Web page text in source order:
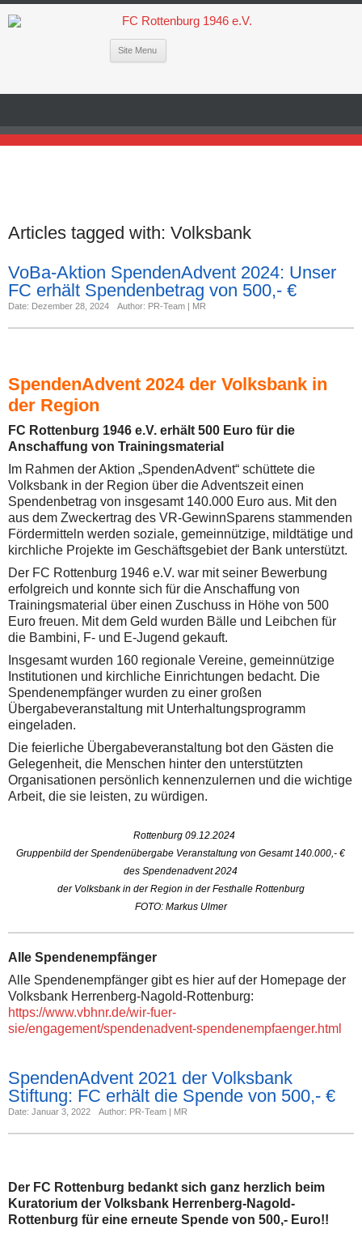
Site Menu
Articles tagged with: Volksbank
VoBa-Aktion SpendenAdvent 2024: Unser
FC erhält Spendenbetrag von 500,- €
Date: Dezember 28, 2024 Author: PR-Team | MR
SpendenAdvent 2024 der Volksbank in
der Region
FC Rottenburg 1946 e.V. erhält 500 Euro für die
Anschaffung von Trainingsmaterial
Im Rahmen der Aktion „SpendenAdvent“ schüttete die
Volksbank in der Region über die Adventszeit einen
Spendenbetrag von insgesamt 140.000 Euro aus. Mit den
aus dem Zweckertrag des VR-GewinnSparens stammenden
Fördermitteln werden soziale, gemeinnützige, mildtätige und
kirchliche Projekte im Geschäftsgebiet der Bank unterstützt.
Der FC Rottenburg 1946 e.V. war mit seiner Bewerbung
erfolgreich und konnte sich für die Anschaffung von
Trainingsmaterial über einen Zuschuss in Höhe von 500
Euro freuen. Mit dem Geld wurden Bälle und Leibchen für
die Bambini, F- und E-Jugend gekauft.
Insgesamt wurden 160 regionale Vereine, gemeinnützige
Institutionen und kirchliche Einrichtungen bedacht. Die
Spendenempfänger wurden zu einer großen
Übergabeveranstaltung mit Unterhaltungsprogramm
eingeladen.
Die feierliche Übergabeveranstaltung bot den Gästen die
Gelegenheit, die Menschen hinter den unterstützten
Organisationen persönlich kennenzulernen und die wichtige
Arbeit, die sie leisten, zu würdigen.
Rottenburg 09.12.2024
Gruppenbild der Spendenübergabe Veranstaltung von Gesamt 140.000,- €
des Spendenadvent 2024
der Volksbank in der Region in der Festhalle Rottenburg
FOTO: Markus Ulmer
Alle Spendenempfänger
Alle Spendenempfänger gibt es hier auf der Homepage der
Volksbank Herrenberg-Nagold-Rottenburg:
https://www.vbhnr.de/wir-fuer-
sie/engagement/spendenadvent-spendenempfaenger.html
SpendenAdvent 2021 der Volksbank
Stiftung: FC erhält die Spende von 500,- €
Date: Januar 3, 2022 Author: PR-Team | MR
Der FC Rottenburg bedankt sich ganz herzlich beim
Kuratorium der Volksbank Herrenberg-Nagold-
Rottenburg für eine erneute Spende von 500,- Euro!!